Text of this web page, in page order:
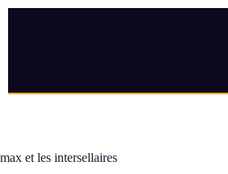
max et les intersellaires